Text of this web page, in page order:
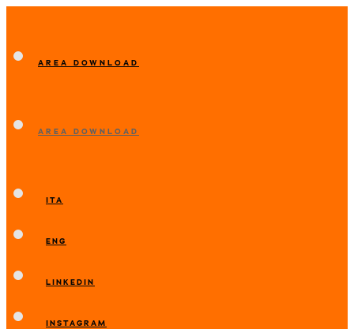
AREA DOWNLOAD
AREA DOWNLOAD
ITA
ENG
LINKEDIN
INSTAGRAM